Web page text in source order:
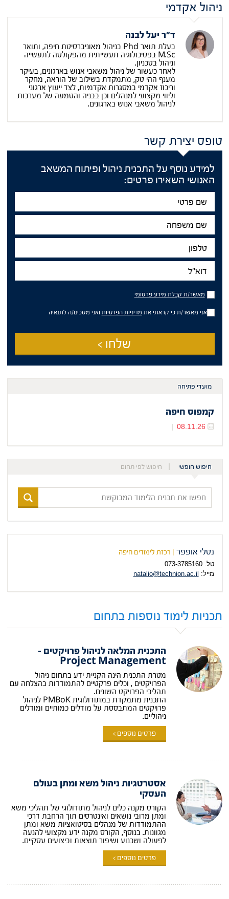
ניהול אקדמי
ד"ר יעל לבנה
בעלת תואר Phd בניהול מאוניברסיטת חיפה, ותואר
M.Sc בפסיכולוגיה תעשייתית מהפקולטה לתעשייה
וניהול בטכניון.
לאחר כעשור של ניהול משאבי אנוש בארגונים, בעיקר
מענף ההי טק, מתמקדת בשילוב של הוראה, מחקר
וריכוז אקדמי במסגרות אקדמיות, לצד ייעוץ ארגוני
וליווי מקצועי למנהלים וכן בבניה והטמעה של מערכות
לניהול משאבי אנוש בארגונים.
טופס יצירת קשר
למידע נוסף על התכנית ניהול ופיתוח המשאב
האנושי השאירו פרטים:
שם
פרטי
שם
משפחה
טלפון
דוא"ל
מאשר/ת
קבלת
מידע
פרסומי
מאשר/ת קבלת מידע פרסומי
אני מאשר/ת כי קראתי את מדיניות הפרטיות ואני מסכים/ה לתנאיה
שלחו >
מועדי פתיחה
קמפוס חיפה
08.11.26
חיפוש חופשי חיפוש לפי תחום
חפשו
את
תכנית
המבוקשת
נטלי אופפר | רכזת לימודים חיפה
טל. 073-3785160
מייל: natalio@technion.ac.il
תכניות לימוד נוספות בתחום
התכנית המלאה לניהול פרויקטים –
Project Management
מטרת התכנית הינה הקניית ידע בתחום ניהול
הפרויקטים , וכלים פרקטיים להתמודדות בהצלחה עם
תהליכי הפרויקט השונים.
התכנית מתמקדת במתודולוגית PMBoK לניהול
פרויקטים המתבססת על מודלים כמותיים ומודלים
ניהוליים.
פרטים נוספים >
אסטרטגיות ניהול משא ומתן בעולם
העסקי
הקורס מקנה כלים לניהול מתודולוגי של תהליכי משא
ומתן מרובי נושאים ואינטרסים תוך הרחבת דרכי
ההתמודדות של מנהלים בסיטואציות משא ומתן
מגוונות. בנוסף, הקורס מקנה ידע מקצועי להנעה
לפעולה ושכנוע ושיפור תוצאות וביצועים עסקיים.
פרטים נוספים >